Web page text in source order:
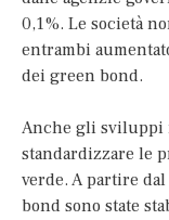
0,1%. Le società
entrambi
dei green bond.
Anche gli sviluppi
standardizzare le
verde. A partire
bond sono state